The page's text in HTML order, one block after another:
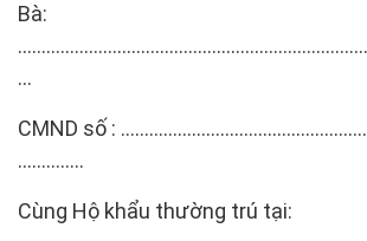
Bà:
…
CMND số :
…………..
Cùng Hộ khẩu thường trú tại: